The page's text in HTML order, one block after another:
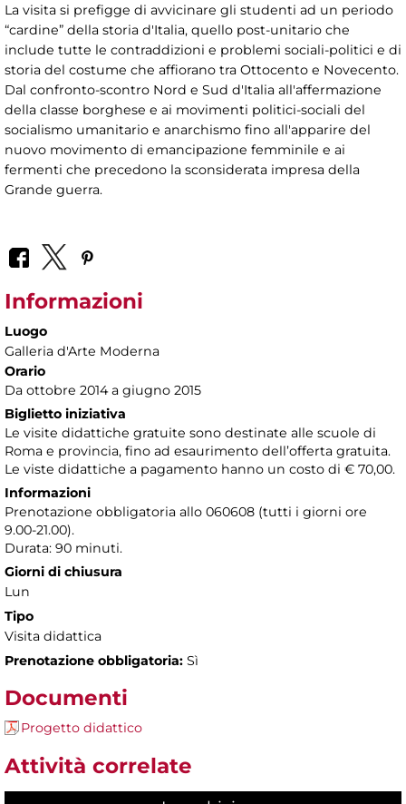
La visita si prefigge di avvicinare gli studenti ad un periodo
“cardine” della storia d'Italia, quello post-unitario che
include tutte le contraddizioni e problemi sociali-politici e di
storia del costume che affiorano tra Ottocento e Novecento.
Dal confronto-scontro Nord e Sud d'Italia all'affermazione
della classe borghese e ai movimenti politici-sociali del
socialismo umanitario e anarchismo fino all'apparire del
nuovo movimento di emancipazione femminile e ai
fermenti che precedono la sconsiderata impresa della
Grande guerra.
Informazioni
Luogo
Galleria d'Arte Moderna
Orario
Da ottobre 2014 a giugno 2015
Biglietto iniziativa
Le visite didattiche gratuite sono destinate alle scuole di
Roma e provincia, fino ad esaurimento dell’offerta gratuita.
Le viste didattiche a pagamento hanno un costo di € 70,00.
Informazioni
Prenotazione obbligatoria allo 060608 (tutti i giorni ore
9.00-21.00).
Durata: 90 minuti.
Giorni di chiusura
Lun
Tipo
Visita didattica
Prenotazione obbligatoria: Sì
Documenti
Progetto didattico
Attività correlate